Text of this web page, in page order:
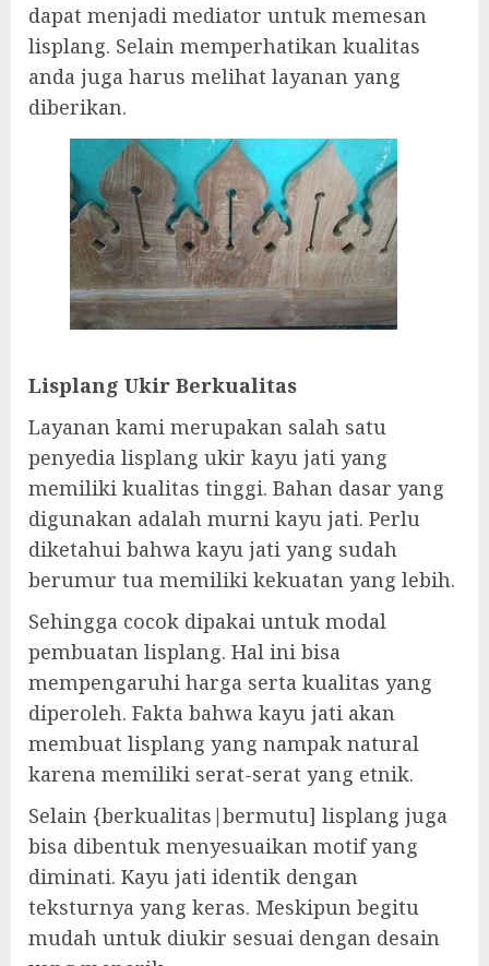
dapat menjadi mediator untuk memesan
lisplang. Selain memperhatikan kualitas
anda juga harus melihat layanan yang
diberikan.
Lisplang Ukir Berkualitas
Layanan kami merupakan salah satu
penyedia lisplang ukir kayu jati yang
memiliki kualitas tinggi. Bahan dasar yang
digunakan adalah murni kayu jati. Perlu
diketahui bahwa kayu jati yang sudah
berumur tua memiliki kekuatan yang lebih.
Sehingga cocok dipakai untuk modal
pembuatan lisplang. Hal ini bisa
mempengaruhi harga serta kualitas yang
diperoleh. Fakta bahwa kayu jati akan
membuat lisplang yang nampak natural
karena memiliki serat-serat yang etnik.
Selain {berkualitas|bermutu] lisplang juga
bisa dibentuk menyesuaikan motif yang
diminati. Kayu jati identik dengan
teksturnya yang keras. Meskipun begitu
mudah untuk diukir sesuai dengan desain